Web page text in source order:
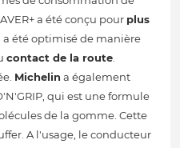
a été conçu pour plus
été optimisé de manière
contact de la route.
Michelin a également
qui est une formule
de la gomme. Cette
A l'usage, le conducteur